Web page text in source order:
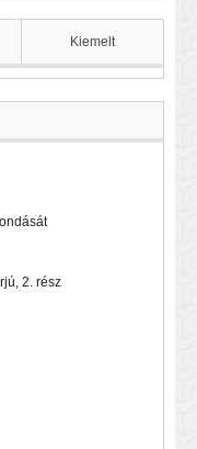
Kiemelt
2. rész